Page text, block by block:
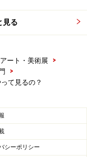
見る
アート・美術展
>
>
て見るの？
シーポリシー